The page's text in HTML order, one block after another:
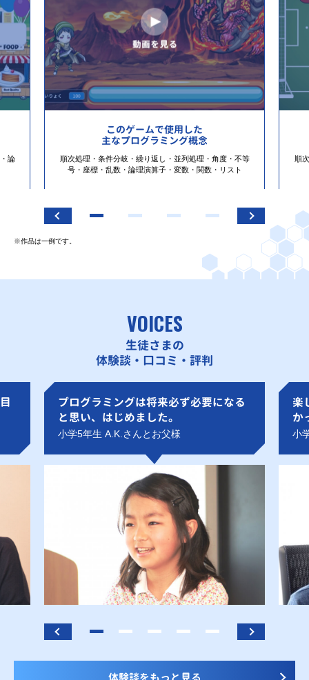
論
このゲームで使用した
主なプログラミング概念
順次処理・条件分岐・繰り返し・並列処理・角度・不等
号・座標・乱数・論理演算子・変数・関数・リスト
順
※作品は一例です。
VOICES
生徒さまの
体験談・口コミ・評判
プログラミングは将来必ず必要になる
と思い、はじめました。
小学5年生 A.K.さんとお父様
楽
か
小